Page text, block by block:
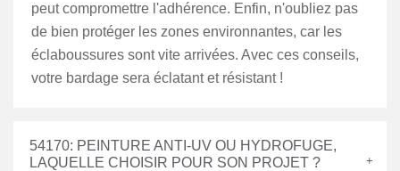
peut compromettre l'adhérence. Enfin, n'oubliez pas
de bien protéger les zones environnantes, car les
éclaboussures sont vite arrivées. Avec ces conseils,
votre bardage sera éclatant et résistant !
54170: PEINTURE ANTI-UV OU HYDROFUGE,
LAQUELLE CHOISIR POUR SON PROJET ?